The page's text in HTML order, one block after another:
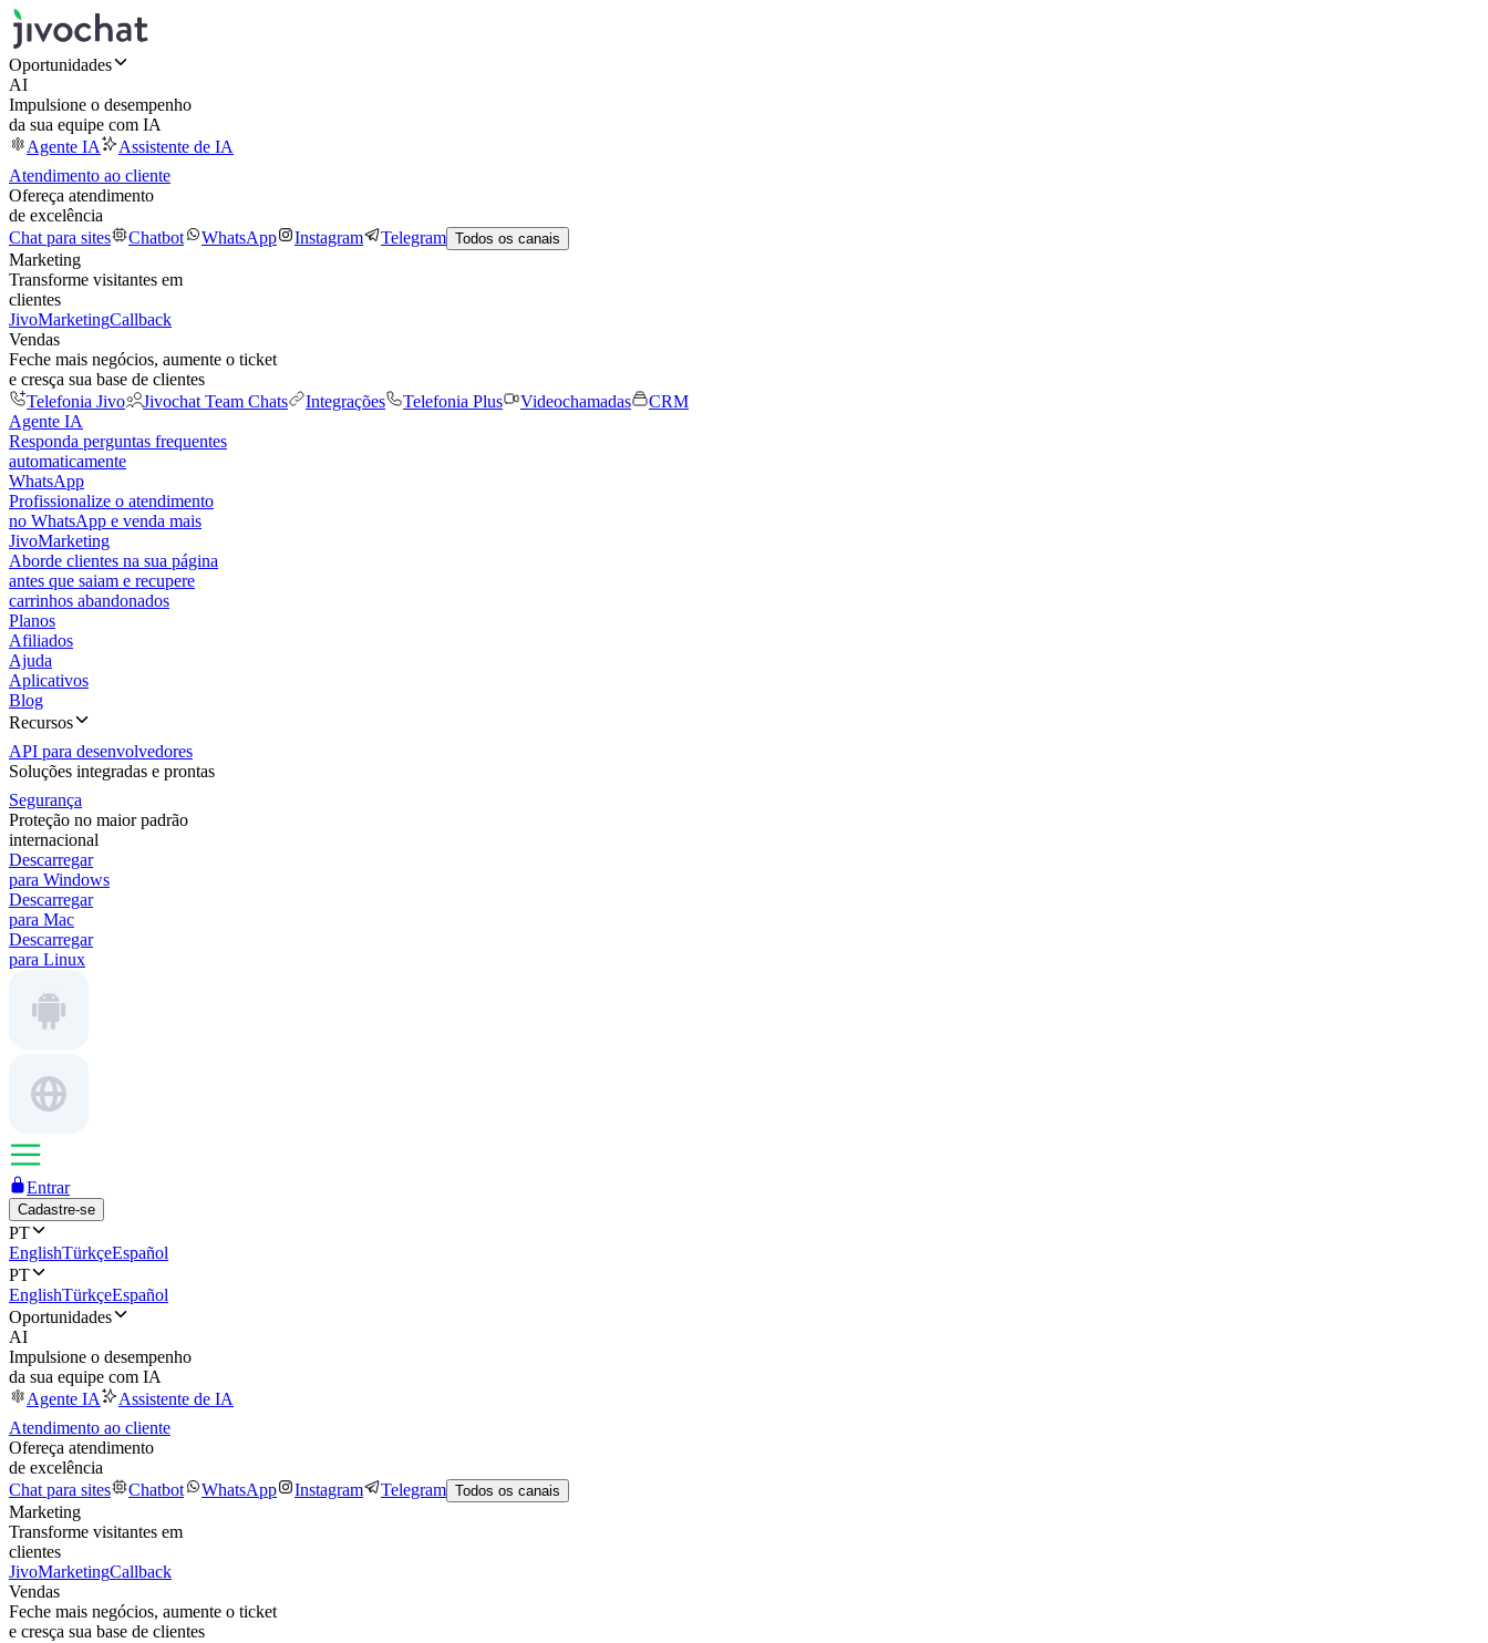
Oportunidades
AI
Impulsione o desempenho
da sua equipe com IA
Agente IA
Assistente de IA
Atendimento ao cliente
Ofereça atendimento
de excelência
Chat para sites
Chatbot WhatsApp Instagram Telegram Todos os canais
Marketing
Transforme visitantes em
clientes
JivoMarketingCallback
Vendas
Feche mais negócios, aumente o ticket
e cresça sua base de clientes
Telefonia Jivo
Jivochat Team Chats Integrações Telefonia Plus Videochamadas
CRM
Agente IA
Responda perguntas frequentes
automaticamente
WhatsApp
Profissionalize o atendimento
no WhatsApp e venda mais
JivoMarketing
Aborde clientes na sua página
antes que saiam e recupere
carrinhos abandonados
Planos
Afiliados
Ajuda
Aplicativos
Blog
Recursos
API para desenvolvedores
Soluções integradas e prontas
Segurança
Proteção no maior padrão
internacional
Descarregar
para Windows
Descarregar
para Mac
Descarregar
para Linux
Entrar
Cadastre-se
PT
EnglishTürkçeEspañol
PT
EnglishTürkçeEspañol
Oportunidades
AI
Impulsione o desempenho
da sua equipe com IA
Agente IA
Assistente de IA
Atendimento ao cliente
Ofereça atendimento
de excelência
Chat para sites
Chatbot WhatsApp Instagram Telegram Todos os canais
Marketing
Transforme visitantes em
clientes
JivoMarketingCallback
Vendas
Feche mais negócios, aumente o ticket
e cresça sua base de clientes